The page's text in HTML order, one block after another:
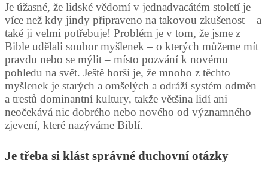
Je úžasné, že lidské vědomí v jednadvacátém století je
více než kdy jindy připraveno na takovou zkušenost – a
také ji velmi potřebuje! Problém je v tom, že jsme z
Bible udělali soubor myšlenek – o kterých můžeme mít
pravdu nebo se mýlit – místo pozvání k novému
pohledu na svět. Ještě horší je, že mnoho z těchto
myšlenek je starých a omšelých a odráží systém odměn
a trestů dominantní kultury, takže většina lidí ani
neočekává nic dobrého nebo nového od významného
zjevení, které nazýváme Biblí.
Je třeba si klást správné duchovní otázky